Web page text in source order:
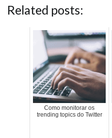
Related posts:
Como monitorar os
trending topics do Twitter